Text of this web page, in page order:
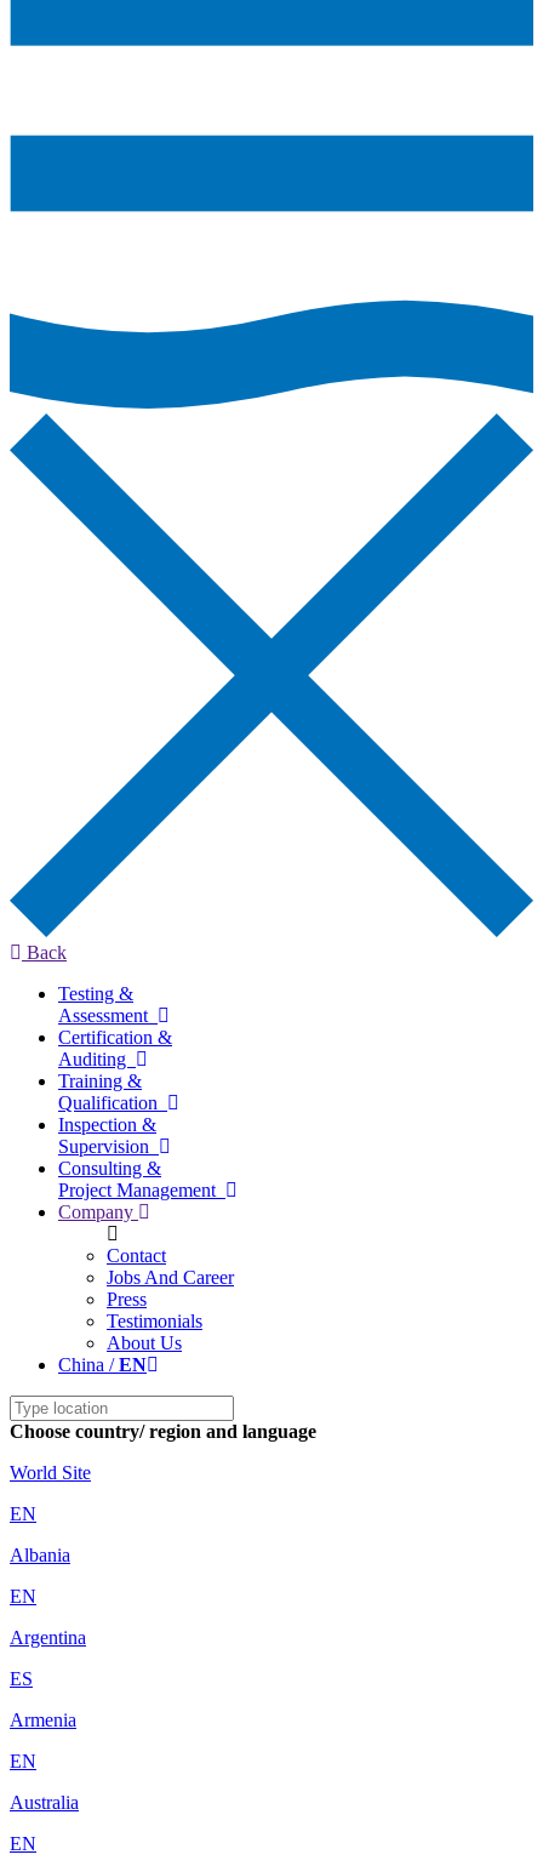
Back
Testing &
Assessment
Certification &
Auditing
Training &
Qualification
Inspection &
Supervision
Consulting &
Project Management
Company
Contact
Jobs And Career
Press
Testimonials
About Us
China /EN
Choose country/ region and language
World Site
EN
Albania
EN
Argentina
ES
Armenia
EN
Australia
EN